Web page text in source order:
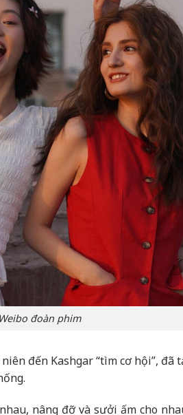
đoàn phim
đến Kashgar “tìm cơ hội”, đã
nâng đỡ và sưởi ấm cho